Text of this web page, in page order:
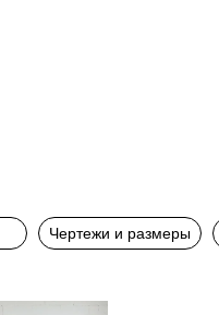
Чертежи и размеры